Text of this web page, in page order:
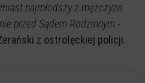
najmłodszy z mężczyzn
przed Sądem Rodzinnym -
z ostrołęckiej policji.